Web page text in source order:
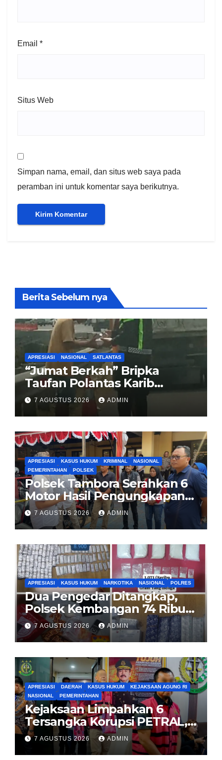
Email *
Situs Web
Simpan nama, email, dan situs web saya pada
peramban ini untuk komentar saya berikutnya.
Berita Sebelum nya
APRESIASI NASIONAL SATLANTAS
“Jumat Berkah” Bripka
Taufan Polantas Karib
Bagikan Nasi Kotak untuk
Sopir Truk yang Mogok di KM
00 Pondok Aren
7 AGUSTUS 2026 ADMIN
APRESIASI KASUS HUKUM KRIMINAL
NASIONAL
PEMERINTAHAN
POLSEK
Polsek Tambora Serahkan 6
Motor Hasil Pengungkapan
Kasus Curanmor Kepada
Pemilik Yang sah
7 AGUSTUS 2026 ADMIN
APRESIASI KASUS HUKUM NARKOTIKA NASIONAL POLRES
Dua Pengedar Ditangkap,
Polsek Kembangan 74 Ribu
Obat Keras, Sabu Hingga
Puluhan Vape Etomidate
Diamankan
7 AGUSTUS 2026 ADMIN
APRESIASI DAERAH KASUS HUKUM
KEJAKSAAN AGUNG RI
NASIONAL
PEMERINTAHAN
Kejaksaan Limpahkan 6
Tersangka Korupsi PETRAL,
PES dan ISC ke PN Tipikor
Jakarta Pusat
7 AGUSTUS 2026 ADMIN